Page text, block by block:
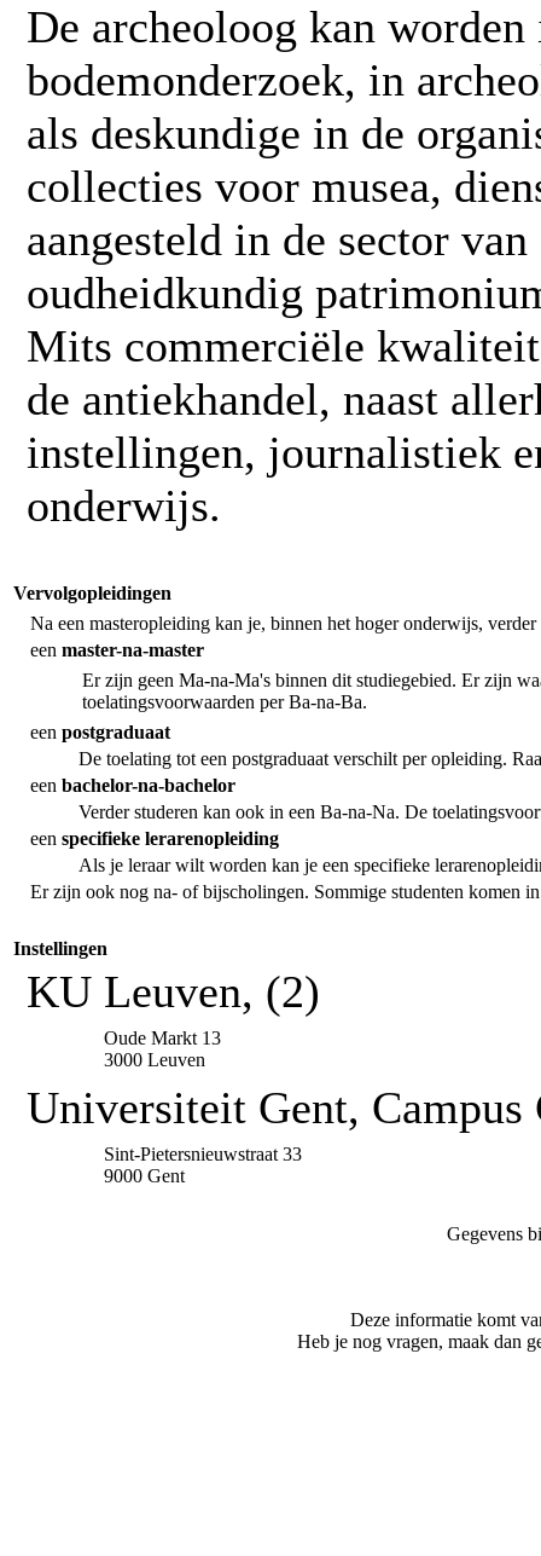
De archeoloog kan
bodemonderzoek, in
als deskundige in de
collecties voor musea,
aangesteld in de sector
oudheidkundig
Mits commerciële
de antiekhandel, naast
instellingen, journalistiek
onderwijs.
Vervolgopleidingen
Na een masteropleiding kan je, binnen het hoger onderwijs, verder
een master-na-master
Er zijn geen Ma-na-Ma's binnen dit studiegebied. Er zijn
toelatingsvoorwaarden per Ba-na-Ba.
een postgraduaat
De toelating tot een postgraduaat verschilt per opleiding.
een bachelor-na-bachelor
Verder studeren kan ook in een Ba-na-Na. De
een specifieke lerarenopleiding
Als je leraar wilt worden kan je een specifieke
Er zijn ook nog na- of bijscholingen. Sommige studenten komen
Instellingen
KU Leuven, (2)
Oude Markt 13
3000 Leuven
Universiteit Gent, Campus
Sint-Pietersnieuwstraat 33
9000 Gent
Gegevens
Deze informatie komt
Heb je nog vragen, maak dan